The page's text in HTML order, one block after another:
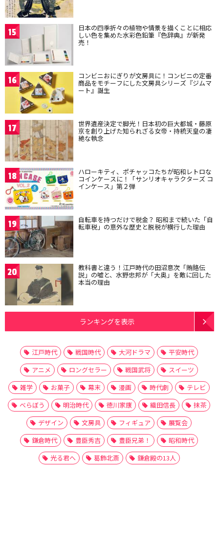
15 日本の四季折々の植物や情景を描くことに相応
しい色を集めた水彩色鉛筆『色辞典』が新発
売！
16 コンビニおにぎりが文房具に！コンビニの定番
商品をモチーフにした文房具シリーズ『ジムマ
ート』誕生
17 世界遺産決定で脚光！日本初の巨大都城・藤原
京を創り上げた知られざる女帝・持統天皇の凄
絶な執念
18 ハローキティ、ポチャッコたちが昭和レトロな
コインケースに！「サンリオキャラクターズ コ
インケース」第２弾
19 自転車を持つだけで税金？ 昭和まで続いた「自
転車税」の意外な歴史と脱税が横行した理由
20 教科書と違う！江戸時代の田沼意次「賄賂伝
説」の嘘と、水野忠邦が「大奥」を敵に回した
本当の理由
ランキングを表示
江戸時代 戦国時代 大河ドラマ
平安時代
アニメ
ロングセラー 戦国武将
スイーツ
雑学
お菓子 幕末 漫画 時代劇
テレビ
べらぼう
明治時代 徳川家康 織田信長
抹茶
デザイン
文房具 フィギュア
展覧会
鎌倉時代
豊臣秀吉 豊臣兄弟！
昭和時代
光る君へ
葛飾北斎 鎌倉殿の13人